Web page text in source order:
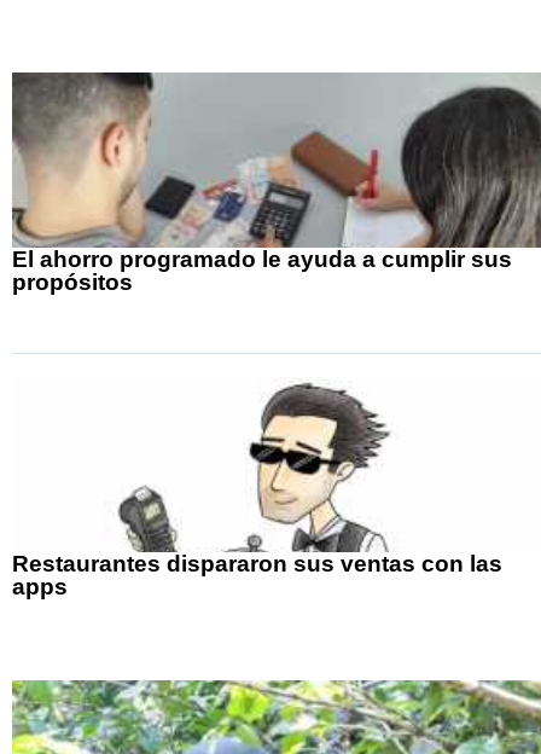
El ahorro programado le ayuda a cumplir sus
propósitos
Restaurantes dispararon sus ventas con las
apps